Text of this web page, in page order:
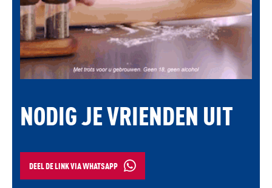
NODIG JE VRIENDEN UIT
DEEL DE LINK VIA WHATSAPP